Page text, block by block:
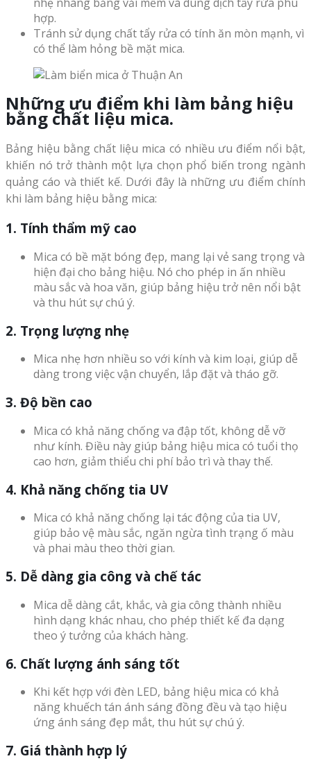
hợp.
Tránh sử dụng chất tẩy rửa có tính ăn mòn mạnh, vì
có thể làm hỏng bề mặt mica.
Những ưu điểm khi làm bảng hiệu
bằng chất liệu mica.
Bảng hiệu bằng chất liệu mica có nhiều ưu điểm nổi bật,
khiến nó trở thành một lựa chọn phổ biến trong ngành
quảng cáo và thiết kế. Dưới đây là những ưu điểm chính
khi làm bảng hiệu bằng mica:
1. Tính thẩm mỹ cao
Mica có bề mặt bóng đẹp, mang lại vẻ sang trọng và
hiện đại cho bảng hiệu. Nó cho phép in ấn nhiều
màu sắc và hoa văn, giúp bảng hiệu trở nên nổi bật
và thu hút sự chú ý.
2. Trọng lượng nhẹ
Mica nhẹ hơn nhiều so với kính và kim loại, giúp dễ
dàng trong việc vận chuyển, lắp đặt và tháo gỡ.
3. Độ bền cao
Mica có khả năng chống va đập tốt, không dễ vỡ
như kính. Điều này giúp bảng hiệu mica có tuổi thọ
cao hơn, giảm thiểu chi phí bảo trì và thay thế.
4. Khả năng chống tia UV
Mica có khả năng chống lại tác động của tia UV,
giúp bảo vệ màu sắc, ngăn ngừa tình trạng ố màu
và phai màu theo thời gian.
5. Dễ dàng gia công và chế tác
Mica dễ dàng cắt, khắc, và gia công thành nhiều
hình dạng khác nhau, cho phép thiết kế đa dạng
theo ý tưởng của khách hàng.
6. Chất lượng ánh sáng tốt
Khi kết hợp với đèn LED, bảng hiệu mica có khả
năng khuếch tán ánh sáng đồng đều và tạo hiệu
ứng ánh sáng đẹp mắt, thu hút sự chú ý.
7. Giá thành hợp lý